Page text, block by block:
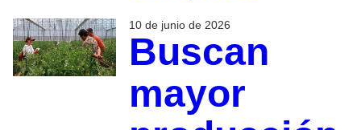
10 de junio de 2026
Buscan
mayor